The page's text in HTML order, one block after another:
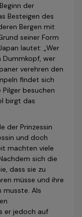
der
Besteigen des
Bergen mit
seiner Form
lautet: „Wer
Dummkopf, wer
verehren den
findet sich
besuchen
birgt das
der Prinzessin
und doch
machten viele
sich die
dass sie zu
müsse und ihre
musste. Als
er jedoch auf